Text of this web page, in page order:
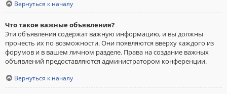
Вернуться к началу
Что такое важные объявления?
Эти объявления содержат важную информацию, и вы должны
прочесть их по возможности. Они появляются вверху каждого из
форумов и в вашем личном разделе. Права на создание важных
объявлений предоставляются администратором конференции.
Вернуться к началу